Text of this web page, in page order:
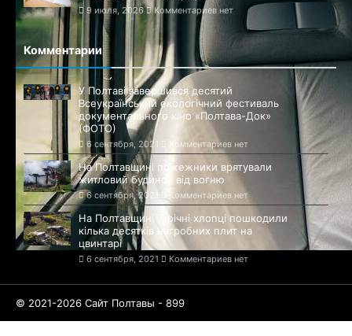
9 июля, 2026 Комментариев нет
Комментарии
У Полтаві завершився десятий
Всеукраїнський екологічний фестиваль
документального кіно «Полтава-Док»
(ФОТО)
6 сентября, 2021 Комментариев нет
На Полтавщині пожежники врятували
житловий будинок від вогню
6 сентября, 2021 Комментариев нет
На Полтавщині 7-річні хлопці пошкодили
кілька десятків нагробних плит на
цвинтарі
6 сентября, 2021 Комментариев нет
© 2021-2026 Сайт Полтавы - 899